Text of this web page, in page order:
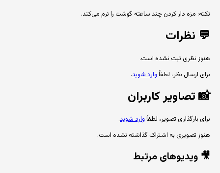
نکته: مزه دار کردن چند ساعته گوشت را نرم می‌کند.
💬 نظرات
هنوز نظری ثبت نشده است.
برای ارسال نظر، لطفاًوارد شوید.
📸تصاویر کاربران
برای بارگذاری تصویر، لطفاًوارد شوید.
هنوز تصویری به اشتراک گذاشته نشده است.
🎥 ویدیوهای مرتبط